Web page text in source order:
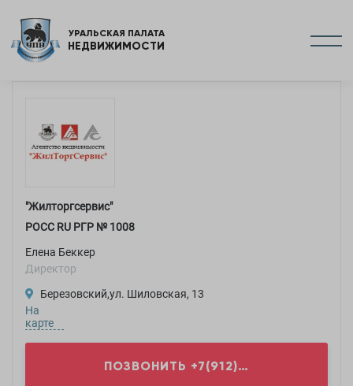
УРАЛЬСКАЯ ПАЛАТА
НЕДВИЖИМОСТИ
"Жилторгсервис"
РОСC RU РГР №1008
Елена Беккер
Директор
Березовский,ул. Шиловская, 13
На
карте
ПОЗВОНИТЬ +7(912)2...